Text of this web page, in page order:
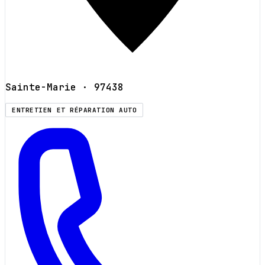
Sainte-Marie · 97438
ENTRETIEN ET RÉPARATION AUTO